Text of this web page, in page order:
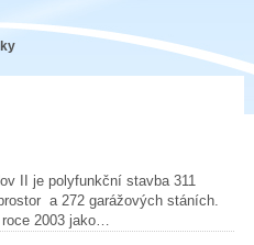
II je polyfunkční stavba 311
a 272 garážových stáních.
2003 jako…